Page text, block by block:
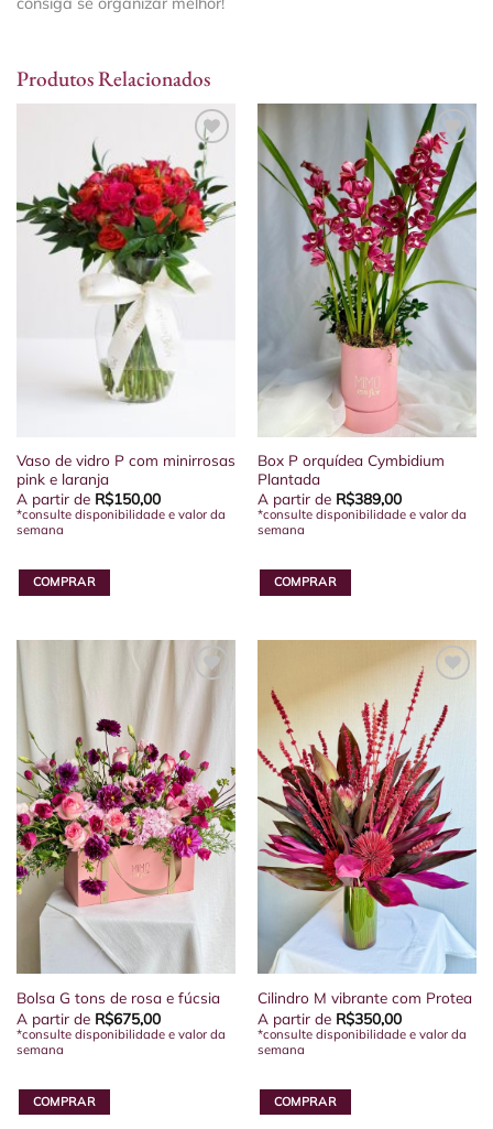
Produtos Relacionados
Vaso de vidro P com minirrosas
pink e laranja
A partir de R$150,00
*consulte disponibilidade e valor da
semana
COMPRAR
várias
variantes.
As
opções
podem
ser
escolhidas
na
página
do
produto
Box P orquídea Cymbidium
Plantada
A partir de R$389,00
*consulte disponibilidade e valor da
semana
COMPRAR
variantes.
opções
podem
ser
escolhidas
na
página
produto
Bolsa G tons de rosa e fúcsia
A partir de R$675,00
*consulte disponibilidade e valor da
semana
COMPRAR
Cilindro M vibrante com Protea
A partir de R$350,00
*consulte disponibilidade e valor da
semana
COMPRAR